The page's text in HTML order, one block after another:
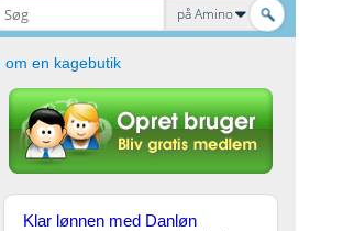
på Amino
om en kagebutik
Klar lønnen med Danløn